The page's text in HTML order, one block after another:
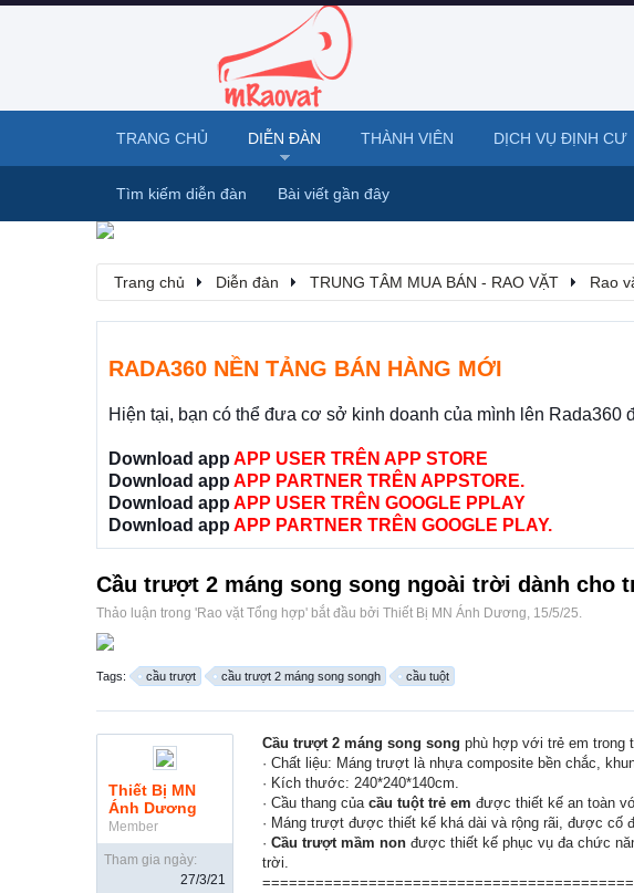
Trang chủ Diễn đàn TRUNG TÂM MUA BÁN - RAO VẶT Rao
RADA360 NỀN TẢNG BÁN HÀNG MỚI
Hiện tại, bạn có thể đưa cơ sở kinh doanh của mình lên Rada360
Download app APP USER TRÊN APP STORE
Download app APP PARTNER TRÊN APPSTORE.
Download app APP USER TRÊN GOOGLE PPLAY
Download app APP PARTNER TRÊN GOOGLE PLAY.
Cầu trượt 2 máng song song ngoài trời dành cho
Thảo luận trong 'Rao vặt Tổng hợp' bắt đầu bởi Thiết Bị MN Ánh Dương, 15/5/25.
Tags: cầu trượt cầu trượt 2 máng song songh cầu tuột
Thiết Bị MN
Ánh Dương
Member
Tham gia ngày:
27/3/21
Cầu trượt 2 máng song song phù hợp với trẻ em trong
· Chất liệu: Máng trượt là nhựa composite bền chắc,
· Kích thước: 240*240*140cm.
· Cầu thang của cầu tuột trẻ em được thiết kế an toàn
· Máng trượt được thiết kế khá dài và rộng rãi, được cố
· Cầu trượt mầm non được thiết kế phục vụ đa chức
trời.
==========================================
TRANG CHỦ DIỄN ĐÀN
Tìm kiếm diễn đàn Bài viết gần đây
THÀNH VIÊN DỊCH VỤ ĐỊNH CƯ